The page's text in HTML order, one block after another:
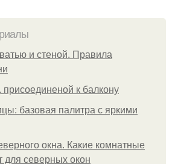
и стеной. Правила
присоединеной к балкону
базовая палитра с яркими
окна. Какие комнатные
для северных окон